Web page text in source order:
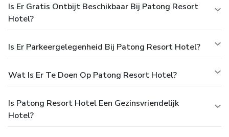
Is Er Gratis Ontbijt Beschikbaar Bij Patong Resort
Hotel?
Is Er Parkeergelegenheid Bij Patong Resort Hotel?
Wat Is Er Te Doen Op Patong Resort Hotel?
Is Patong Resort Hotel Een Gezinsvriendelijk
Hotel?